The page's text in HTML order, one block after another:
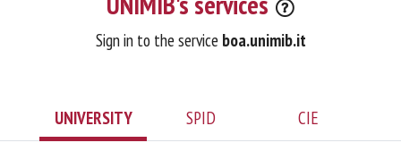
Sign in to the service boa.unimib.it
UNIVERSITY SPID CIE